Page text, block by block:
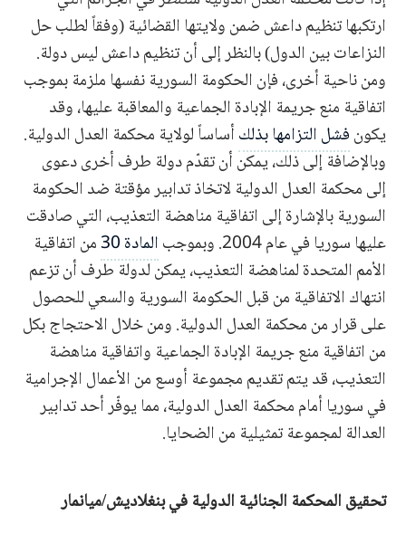
ارتكبها تنظيم داعش ضمن ولايتها القضائية (وفقاً لطلب حل
النزاعات بين الدول) بالنظر إلى أن تنظيم داعش ليس دولة.
ومن ناحية أخرى، فإن الحكومة السورية نفسها ملزمة بموجب
اتفاقية منع جريمة الإبادة الجماعية والمعاقبة عليها، وقد
يكونفشل التزامها بذلكأساساً لولاية محكمة العدل الدولية.
وبالإضافة إلى ذلك، يمكن أن تقدّم دولة طرف أخرى دعوى
إلى محكمة العدل الدولية لاتخاذ تدابير مؤقتة ضد الحكومة
السورية بالإشارة إلى اتفاقية مناهضة التعذيب، التي صادقت
عليها سوريا في عام 2004. وبموجب
المادة 30
من اتفاقية
الأمم المتحدة لمناهضة التعذيب، يمكن لدولة طرف أن تزعم
انتهاك الاتفاقية من قبل الحكومة السورية والسعي للحصول
على قرار من محكمة العدل الدولية. ومن خلال الاحتجاج بكل
من اتفاقية منع جريمة الإبادة الجماعية واتفاقية مناهضة
التعذيب، قد يتم تقديم مجموعة أوسع من الأعمال الإجرامية
في سوريا أمام محكمة العدل الدولية، مما يوفّر أحد تدابير
العدالة لمجموعة تمثيلية من الضحايا.
تحقيق المحكمة الجنائية الدولية في بنغلاديش/ميانمار